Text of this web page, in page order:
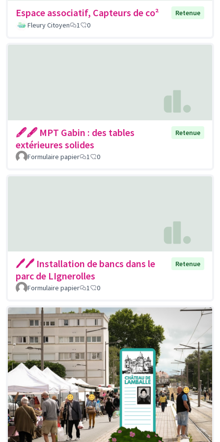
Espace associatif, Capteurs de co²
Retenue
Fleury Citoyen
1 0
🖋🖋 MPT Gabin : des tables
extérieures solides
Retenue
Formulaire papier 1 0
🖊🖊 Installation de bancs dans le
parc de LIgnerolles
Retenue
Formulaire papier 1 0